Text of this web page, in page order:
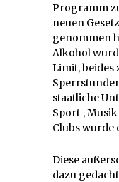
Programm
neuen
genommen
Alkohol
Limit, beides
staatliche
Sport-,
Clubs wurde
Diese
dazu